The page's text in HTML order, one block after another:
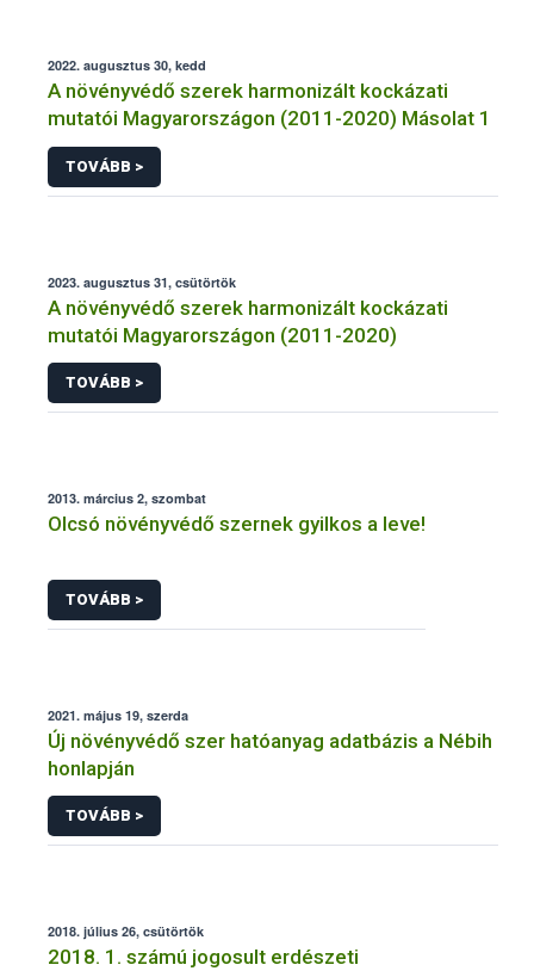
2022. augusztus 30, kedd
A növényvédő szerek harmonizált kockázati
mutatói Magyarországon (2011-2020) Másolat 1
TOVÁBB >
2023. augusztus 31, csütörtök
A növényvédő szerek harmonizált kockázati
mutatói Magyarországon (2011-2020)
TOVÁBB >
2013. március 2, szombat
Olcsó növényvédő szernek gyilkos a leve!
TOVÁBB >
2021. május 19, szerda
Új növényvédő szer hatóanyag adatbázis a Nébih
honlapján
TOVÁBB >
2018. július 26, csütörtök
2018. 1. számú jogosult erdészeti